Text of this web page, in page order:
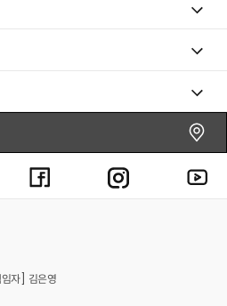
임자] 김은영